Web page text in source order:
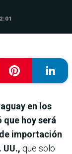
en los
hoy será
importación
UU., que solo